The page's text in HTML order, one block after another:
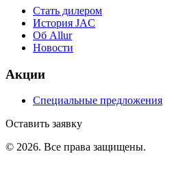
Стать дилером
История JAC
Об Allur
Новости
Акции
Специальные предложения
Оставить заявку
© 2026. Все права защищены.